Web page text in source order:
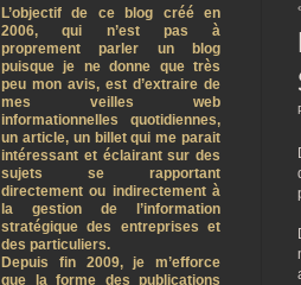
L’objectif de ce blog créé en
2006, qui n’est pas à
proprement parler un blog
puisque je ne donne que très
peu mon avis, est d’extraire de
mes veilles web
informationnelles quotidiennes,
un article, un billet qui me parait
intéressant et éclairant sur des
sujets se rapportant
directement ou indirectement à
la gestion de l’information
stratégique des entreprises et
des particuliers.
Depuis fin 2009, je m’efforce
que la forme des publications